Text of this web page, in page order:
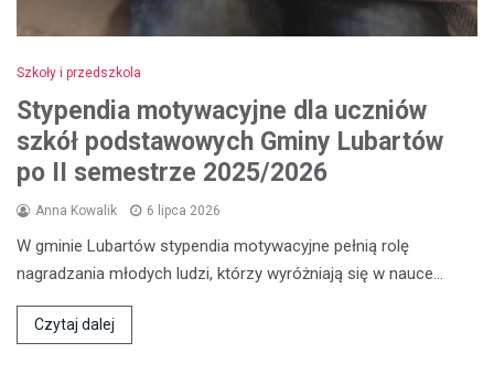
Szkoły i przedszkola
Stypendia motywacyjne dla uczniów
szkół podstawowych Gminy Lubartów
po II semestrze 2025/2026
Anna Kowalik 6 lipca 2026
W gminie Lubartów stypendia motywacyjne pełnią rolę
nagradzania młodych ludzi, którzy wyróżniają się w nauce…
Czytaj dalej